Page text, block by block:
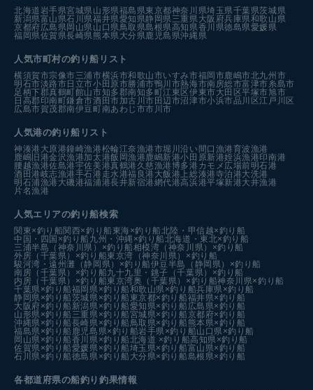
北海道 岩手県宮城県 山形県福島県東京都神奈川県埼玉県千葉県茨城県
新潟県富山県石川県福井県愛知県静岡県 三重県 大阪府兵庫県和歌山県
京都府広島県岡山県 山口県 鳥取県島根県高知県香川県徳島県愛媛県
福岡県佐賀県長崎県 熊本県 大分県 鹿児島県沖縄県
人気市町村の釣り船リスト
横須賀市宗像市三浦市横浜市和歌山市いすみ市福岡市鹿嶋市北九州市
明石市淡路市日立市小田原市勝浦市鴨川市熱海市南房総市富津市糸島市
足柄下郡真鶴町館山市知多郡南知多町江東区伊東市大田区平塚市旭市
日高郡印南町鎌倉市酒田市加古川市田辺市沼津市小浜市品川区江戸川区
広島市賀茂郡南伊豆町南あわじ市市川市
人気港の釣り船リスト
神湊港 大原港鐘崎漁港松輪江奈漁港市堀川沿い 間口漁港育波漁港
鹿嶋旧港金沢漁港加太港飯岡漁港 鹿嶋新港小田原新港姪浜漁港印南港
腰越漁港佐島港宇佐美港真鶴港 久慈漁港博多港カモメ広場前明石港
酒田港岐志漁港手石港 走水港福良港 大飯港 上総湊港寺泊港大洗港
明石浦漁港 大磯港福浦港長井新宿港網代港高浜港平塚新港大井漁港
片名漁港
人気エリアの釣り船検索
関東×釣り船関西×釣り船 東海×釣り船北陸・甲信越×釣り船
中国・四国×釣り船 九州・沖縄×釣り船北海道・東北×釣り船
三浦半島（神奈川県）×釣り船相模湾（神奈川県）×釣り船
外房（千葉県）×釣り船東京湾（神奈川県）×釣り船
駿河湾・遠州灘（静岡県）×釣り船伊豆半島（静岡県）×釣り船
南房（千葉県）×釣り船九十九里・銚子（千葉県）×釣り船
内房（千葉県）×釣り船東京湾奥（千葉県）×釣り船神奈川県×釣り船
千葉県×釣り船福岡県×釣り船和歌山県×釣り船兵庫県×釣り船
静岡県×釣り船茨城県×釣り船 東京都×釣り船福井県×釣り船
大阪府×釣り船 新潟県×釣り船愛知県×釣り船 広島県×釣り船
山形県×釣り船 三重県×釣り船宮城県×釣り船京都府×釣り船
沖縄県×釣り船長崎県×釣り船 鳥取県×釣り船 熊本県×釣り船
福島県×釣り船 鹿児島県×釣り船岩手県×釣り船山口県×釣り船
岡山県×釣り船香川県×釣り船北海道 ×釣り船高知県×釣り船
佐賀県×釣り船愛媛県×釣り船埼玉県×釣り船富山県×釣り船
石川県×釣り船徳島県×釣り船 大分県×釣り船島根県×釣り船
各都道府県の船釣り釣果情報